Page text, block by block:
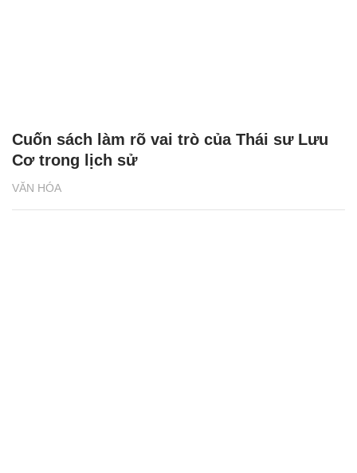
VĂN HÓA
Cuốn sách làm rõ vai trò của Thái sư Lưu
Cơ trong lịch sử